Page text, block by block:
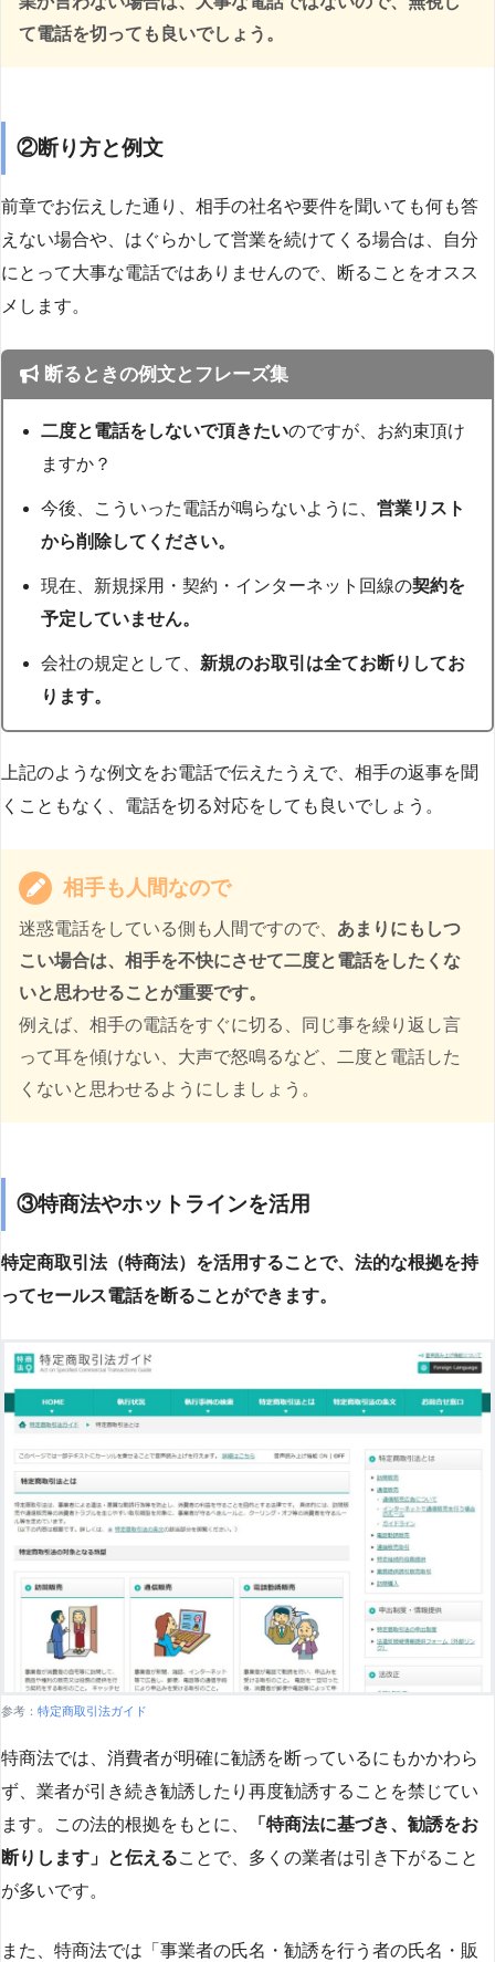
て電話を切っても良いでしょう。
②断り方と例文
前章でお伝えした通り、相手の社名や要件を聞いても何も答
えない場合や、はぐらかして営業を続けてくる場合は、自分
にとって大事な電話ではありませんので、断ることをオスス
メします。
断るときの例文とフレーズ集
二度と電話をしないで頂きたいのですが、お約束頂け
ますか？
今後、こういった電話が鳴らないように、営業リスト
から削除してください。
現在、新規採用・契約・インターネット回線の契約を
予定していません。
会社の規定として、 新規のお取引は全てお断りしてお
ります。
上記のような例文をお電話で伝えたうえで、相手の返事を聞
くこともなく、電話を切る対応をしても良いでしょう。
相手も人間なので
迷惑電話をしている側も人間ですので、 あまりにもしつ
こい場合は、相手を不快にさせて二度と電話をしたくな
いと思わせることが重要です。
例えば、相手の電話をすぐに切る、同じ事を繰り返し言
って耳を傾けない、大声で怒鳴るなど、二度と電話した
くないと思わせるようにしましょう。
③特商法やホットラインを活用
特定商取引法（特商法）を活用することで、法的な根拠を持
ってセールス電話を断ることができます。
参考： 特定商取引法ガイド
特商法では、消費者が明確に勧誘を断っているにもかかわら
ず、業者が引き続き勧誘したり再度勧誘することを禁じてい
ます。この法的根拠をもとに、
「特商法に基づき、勧誘をお
断りします」と伝えることで、多くの業者は引き下がること
が多いです​​。
また、特商法では「事業者の氏名・勧誘を行う者の氏名・販